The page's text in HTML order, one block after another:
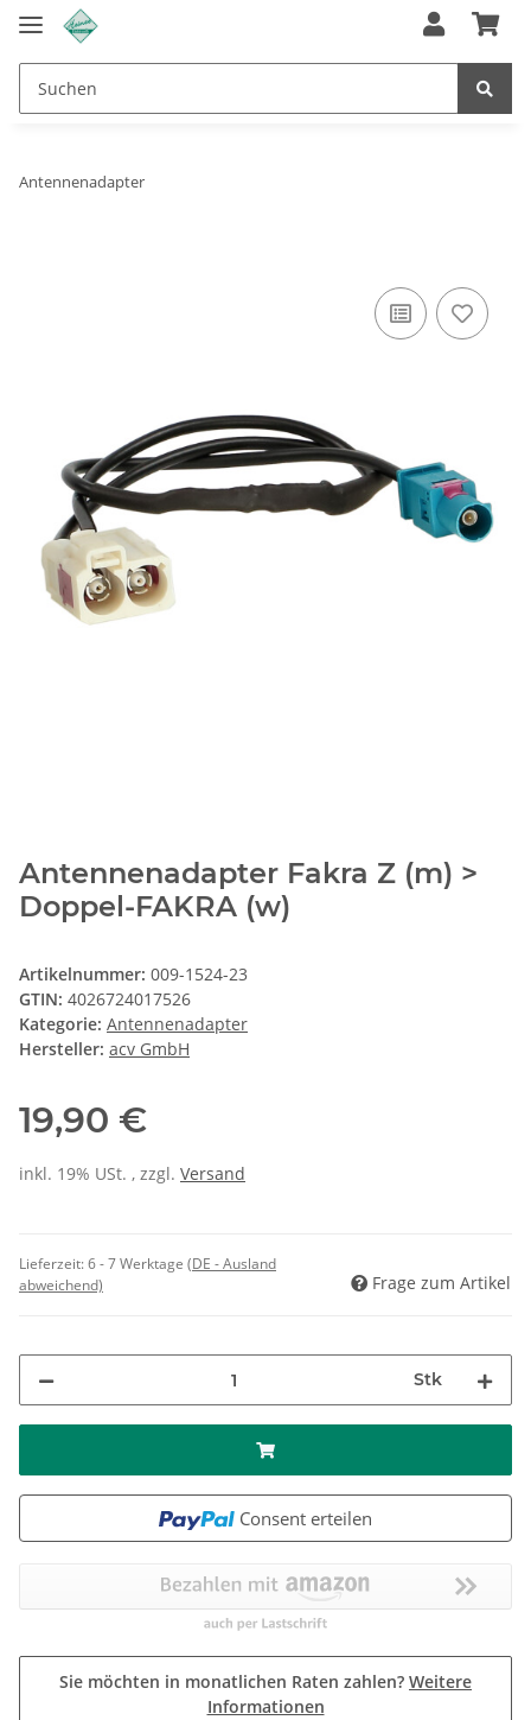
Antennenadapter
Antennenadapter Fakra Z (m) >
Doppel-FAKRA (w)
Artikelnummer: 009-1524-23
GTIN: 4026724017526
Kategorie: Antennenadapter
Hersteller: acv GmbH
19,90 €
inkl. 19% USt. , zzgl. Versand
Lieferzeit:6 - 7 Werktage (DE - Ausland
abweichend)
Frage zum Artikel
Stk
Consent erteilen
Sie möchten in monatlichen Raten zahlen? Weitere
Informationen